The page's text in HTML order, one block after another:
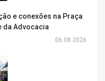
e conexões na Praça
da Advocacia
06.08.2026